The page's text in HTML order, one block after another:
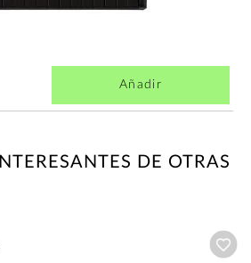
Añadir
DE OTRAS